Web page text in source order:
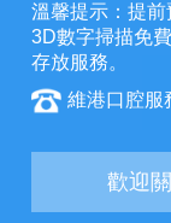
溫馨提示：提前
3D數字掃描免
存放服務。
維港口腔服
歡迎